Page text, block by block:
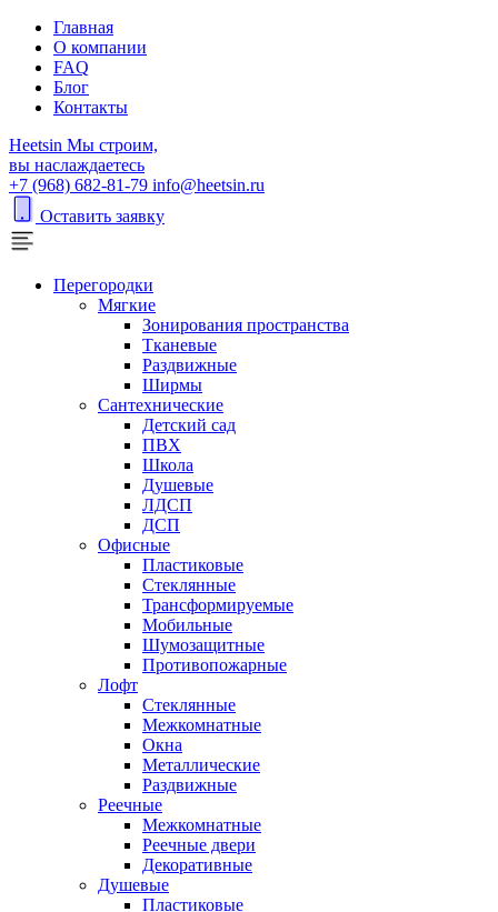
Главная
О компании
FAQ
Блог
Контакты
Heetsin Мы строим,
вы наслаждаетесь
+7 (968) 682-81-79 info@heetsin.ru
Оставить заявку
Перегородки
Мягкие
Зонирования пространства
Тканевые
Раздвижные
Ширмы
Сантехнические
Детский сад
ПВХ
Школа
Душевые
ЛДСП
ДСП
Офисные
Пластиковые
Стеклянные
Трансформируемые
Мобильные
Шумозащитные
Противопожарные
Лофт
Стеклянные
Межкомнатные
Окна
Металлические
Раздвижные
Реечные
Межкомнатные
Реечные двери
Декоративные
Душевые
Пластиковые